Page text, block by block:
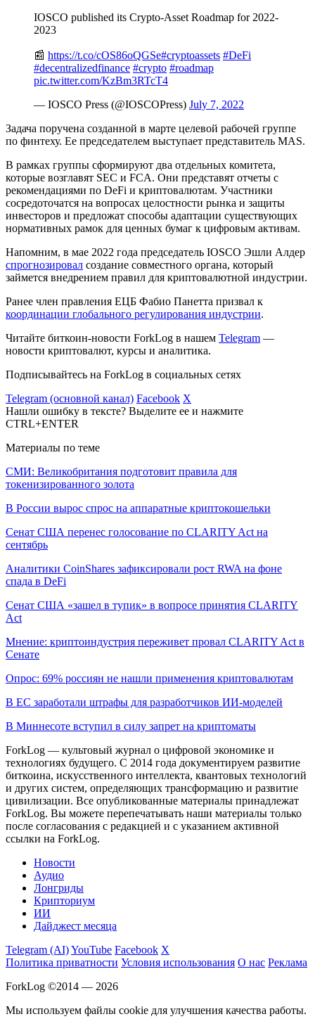
IOSCO published its Crypto-Asset Roadmap for 2022-
2023
📰 https://t.co/cOS86oQGSe#cryptoassets #DeFi
#decentralizedfinance #crypto #roadmap
pic.twitter.com/KzBm3RTcT4
— IOSCO Press (@IOSCOPress) July 7, 2022
Задача поручена созданной в марте целевой рабочей группе
по финтеху. Ее председателем выступает представитель MAS.
В рамках группы сформируют два отдельных комитета,
которые возглавят SEC и FCA. Они представят отчеты с
рекомендациями по DeFi и криптовалютам. Участники
сосредоточатся на вопросах целостности рынка и защиты
инвесторов и предложат способы адаптации существующих
нормативных рамок для ценных бумаг к цифровым активам.
Напомним, в мае 2022 года председатель IOSCO Эшли Алдер
спрогнозировал создание совместного органа, который
займется внедрением правил для криптовалютной индустрии.
Ранее член правления ЕЦБ Фабио Панетта призвал к
координации глобального регулирования индустрии.
Читайте биткоин-новости ForkLog в нашем Telegram —
новости криптовалют, курсы и аналитика.
Подписывайтесь на ForkLog в социальных сетях
Telegram (основной канал) Facebook X
Нашли ошибку в тексте? Выделите ее и нажмите
CTRL+ENTER
Материалы по теме
СМИ: Великобритания подготовит правила для
токенизированного золота
В России вырос спрос на аппаратные криптокошельки
Сенат США перенес голосование по CLARITY Act на
сентябрь
Аналитики CoinShares зафиксировали рост RWA на фоне
спада в DeFi
Сенат США «зашел в тупик» в вопросе принятия CLARITY
Act
Мнение: криптоиндустрия переживет провал CLARITY Act в
Сенате
Опрос: 69% россиян не нашли применения криптовалютам
В ЕС заработали штрафы для разработчиков ИИ-моделей
В Миннесоте вступил в силу запрет на криптоматы
ForkLog — культовый журнал о цифровой экономике и
технологиях будущего. С 2014 года документируем развитие
биткоина, искусственного интеллекта, квантовых технологий
и других систем, определяющих трансформацию и развитие
цивилизации. Все опубликованные материалы принадлежат
ForkLog. Вы можете перепечатывать наши материалы только
после согласования с редакцией и с указанием активной
ссылки на ForkLog.
Новости
Аудио
Лонгриды
Крипториум
ИИ
Дайджест месяца
Telegram (AI)YouTube Facebook X
Политика приватности Условия использования О нас Реклама
ForkLog ©2014 — 2026
Мы используем файлы cookie для улучшения качества работы.